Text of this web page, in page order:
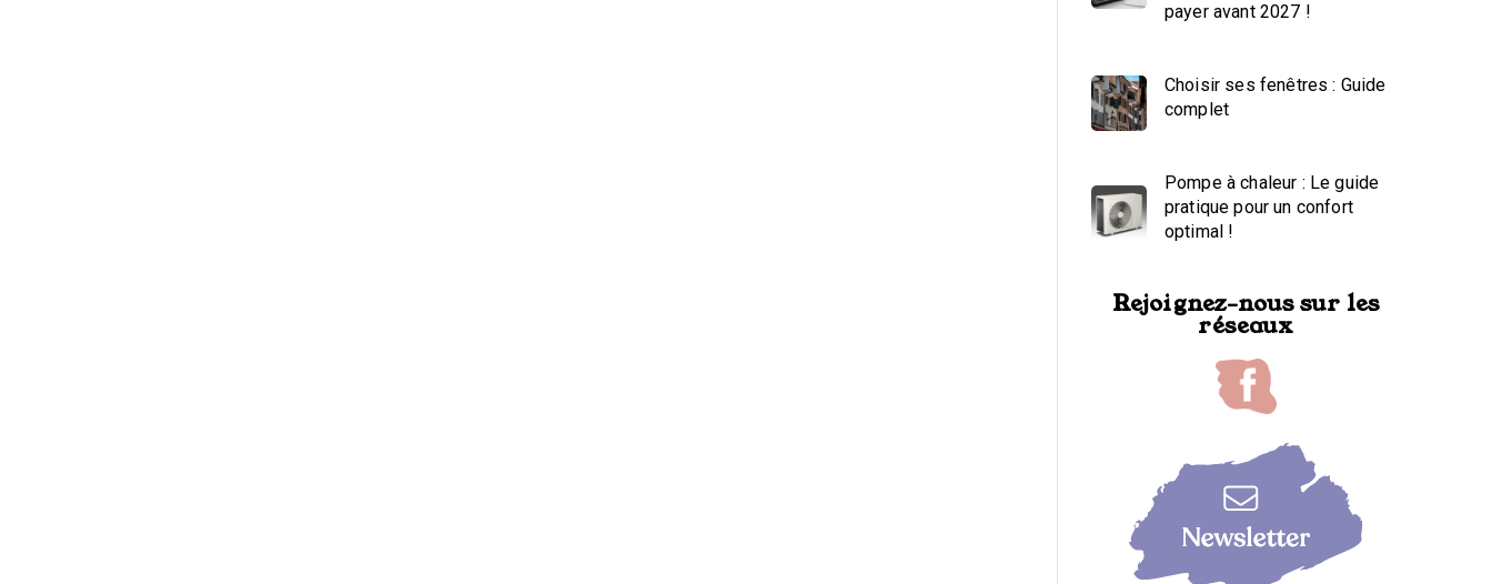
payer avant 2027 !
Choisir ses fenêtres : Guide
complet
Pompe à chaleur : Le guide
pratique pour un confort
optimal !
Rejoignez-nous sur les
réseaux